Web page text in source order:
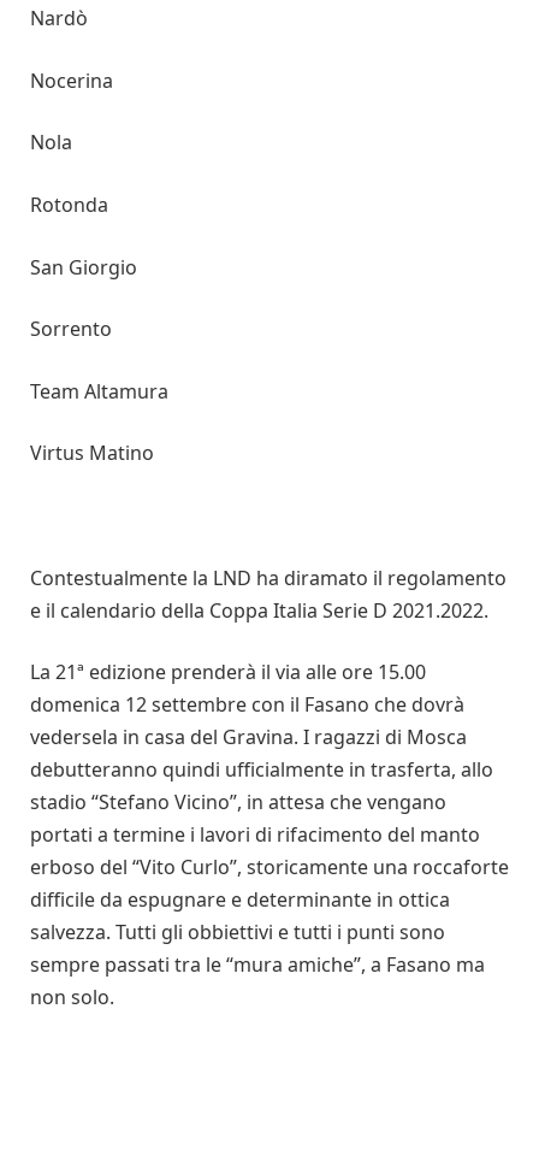
Nardò
Nocerina
Nola
Rotonda
San Giorgio
Sorrento
Team Altamura
Virtus Matino
Contestualmente la LND ha diramato il regolamento
e il calendario della Coppa Italia Serie D 2021.2022.
La 21ª edizione prenderà il via alle ore 15.00
domenica 12 settembre con il Fasano che dovrà
vedersela in casa del Gravina. I ragazzi di Mosca
debutteranno quindi ufficialmente in trasferta, allo
stadio “Stefano Vicino”, in attesa che vengano
portati a termine i lavori di rifacimento del manto
erboso del “Vito Curlo”, storicamente una roccaforte
difficile da espugnare e determinante in ottica
salvezza. Tutti gli obbiettivi e tutti i punti sono
sempre passati tra le “mura amiche”, a Fasano ma
non solo.